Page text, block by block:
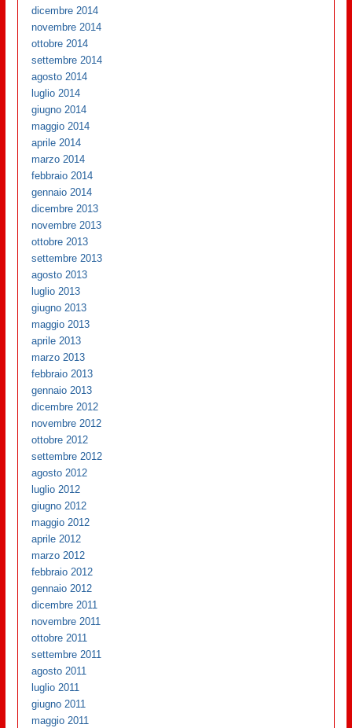
dicembre 2014
novembre 2014
ottobre 2014
settembre 2014
agosto 2014
luglio 2014
giugno 2014
maggio 2014
aprile 2014
marzo 2014
febbraio 2014
gennaio 2014
dicembre 2013
novembre 2013
ottobre 2013
settembre 2013
agosto 2013
luglio 2013
giugno 2013
maggio 2013
aprile 2013
marzo 2013
febbraio 2013
gennaio 2013
dicembre 2012
novembre 2012
ottobre 2012
settembre 2012
agosto 2012
luglio 2012
giugno 2012
maggio 2012
aprile 2012
marzo 2012
febbraio 2012
gennaio 2012
dicembre 2011
novembre 2011
ottobre 2011
settembre 2011
agosto 2011
luglio 2011
giugno 2011
maggio 2011